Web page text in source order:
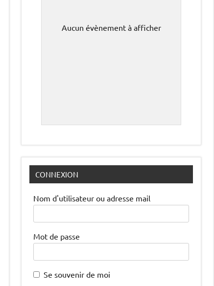
Aucun évènement à afficher
CONNEXION
Nom d'utilisateur ou adresse mail
Mot de passe
Se souvenir de moi